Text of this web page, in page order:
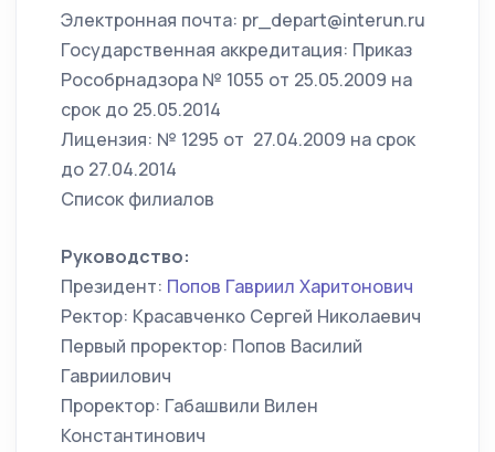
Электронная почта: pr_depart@interun.ru
Государственная аккредитация: Приказ
Рособрнадзора № 1055 от 25.05.2009 на
срок до 25.05.2014
Лицензия: № 1295 от 27.04.2009 на срок
до 27.04.2014
Список филиалов
Руководство:
Президент: Попов Гавриил Харитонович
Ректор: Красавченко Сергей Николаевич
Первый проректор: Попов Василий
Гавриилович
Проректор: Габашвили Вилен
Константинович